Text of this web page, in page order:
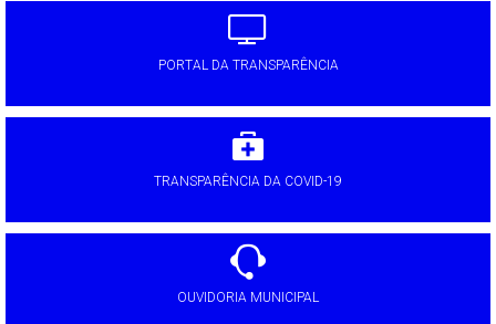
PORTAL DA TRANSPARÊNCIA
TRANSPARÊNCIA DA COVID-19
OUVIDORIA MUNICIPAL